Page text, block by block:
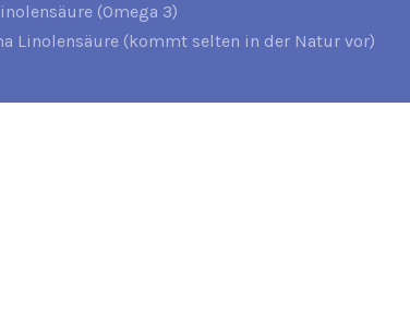
(Omega 3)
Linolensäure (kommt selten in der Natur vor)